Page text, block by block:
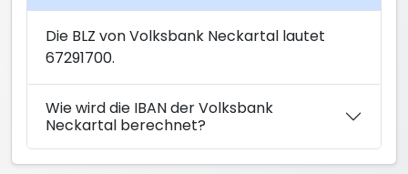
Die BLZ von Volksbank Neckartal lautet
67291700.
Wie wird die IBAN der Volksbank
Neckartal berechnet?